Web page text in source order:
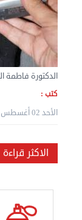
نقل عفش المنطقه العاشره
الإثنين 02 سبتمبر 2024 05:01 م
الدكتورة فاطمة
كتب :
الأحد 02 أغسطس 2026 05:11 م
الاكثر قراءة